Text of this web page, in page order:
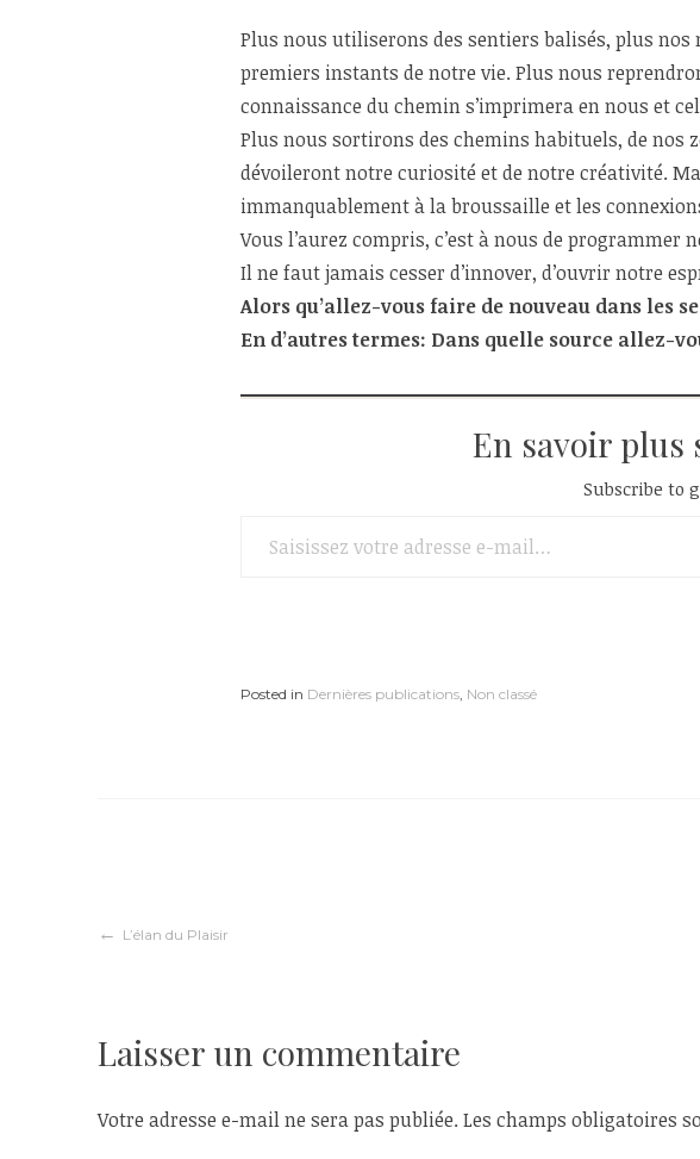
Plus nous utiliserons des sentiers balisés, plus nos
premiers instants de notre vie. Plus nous
connaissance du chemin s’imprimera en nous et
Plus nous sortirons des chemins habituels, de nos
dévoileront notre curiosité et de notre créativité.
immanquablement à la broussaille et les
Vous l’aurez compris, c’est à nous de programmer
Il ne faut jamais cesser d’innover, d’ouvrir notre
Alors qu’allez-vous faire de nouveau dans les
En d’autres termes: Dans quelle source allez-
En savoir plus
Subscribe to
Posted in Dernières publications, Non classé
Navigation
l’article
L’élan du Plaisir
Laisser un commentaire
Votre adresse e-mail ne sera pas publiée. Les champs obligatoires